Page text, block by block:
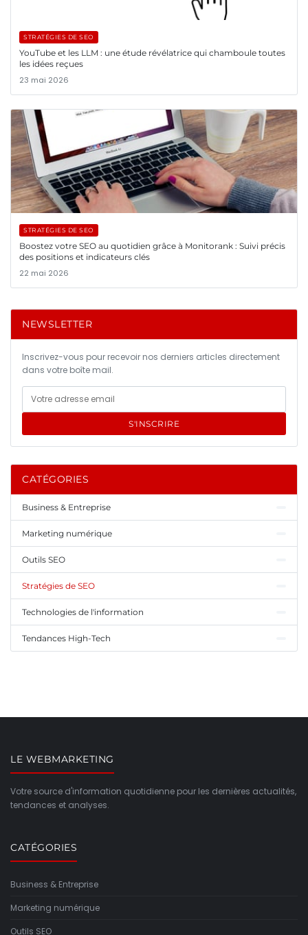
STRATÉGIES DE SEO
YouTube et les LLM : une étude révélatrice qui chamboule toutes
les idées reçues
23 mai 2026
STRATÉGIES DE SEO
Boostez votre SEO au quotidien grâce à Monitorank : Suivi précis
des positions et indicateurs clés
22 mai 2026
NEWSLETTER
Inscrivez-vous pour recevoir nos derniers articles directement
dans votre boîte mail.
S'INSCRIRE
CATÉGORIES
Business & Entreprise
Marketing numérique
Outils SEO
Stratégies de SEO
Technologies de l'information
Tendances High-Tech
LE WEBMARKETING
Votre source d'information quotidienne pour les dernières actualités,
tendances et analyses.
CATÉGORIES
Business & Entreprise
Marketing numérique
Outils SEO